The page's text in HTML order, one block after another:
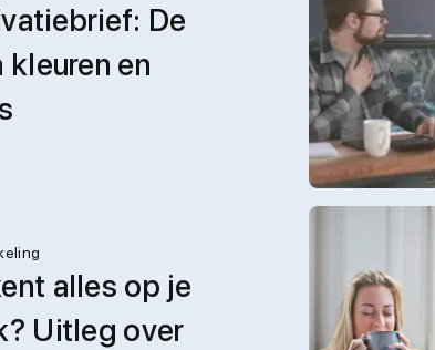
De
en
alles op je
Uitleg over